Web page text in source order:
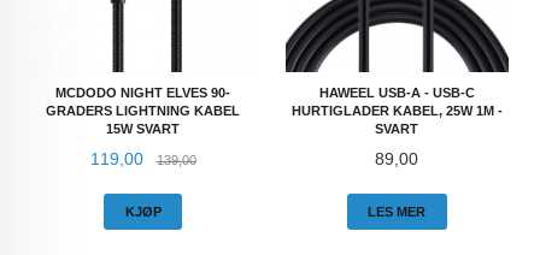
MCDODO NIGHT ELVES 90-
GRADERS LIGHTNING KABEL
15W SVART
Tilbud
119,00 139,00Rabatt
KJØP
HAWEEL USB-A - USB-C
HURTIGLADER KABEL, 25W 1M -
SVART
Pris
89,00
LES MER